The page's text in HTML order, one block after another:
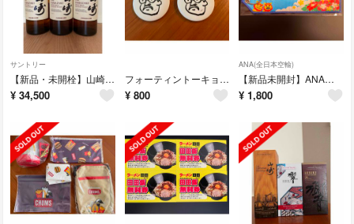
サントリー
【新品・未開栓】山崎 NV 箱なし 3本
¥ 34,500
フォーティントーキョー 非売品缶バッチ 2個セット
¥ 800
ANA(全日本空輸)
【新品未開封】ANAオリジナルフライトタグ
¥ 1,800